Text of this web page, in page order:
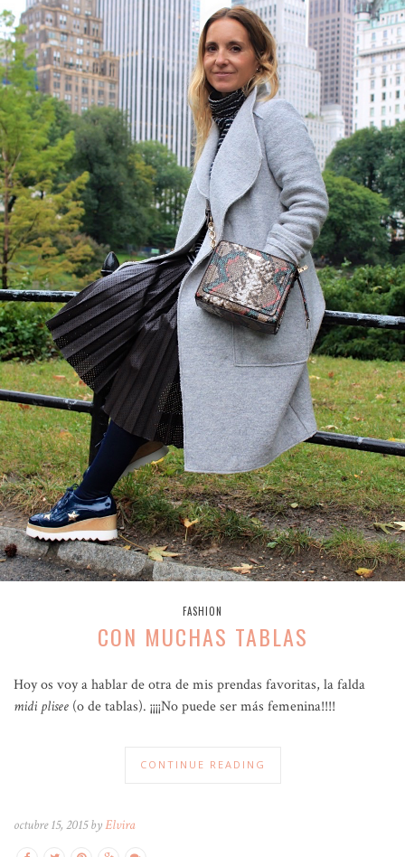
FASHION
CON MUCHAS TABLAS
Hoy os voy a hablar de otra de mis prendas favoritas, la falda
midi plisee (o de tablas). ¡¡¡¡No puede ser más femenina!!!!
CONTINUE READING
octubre 15, 2015 byElvira